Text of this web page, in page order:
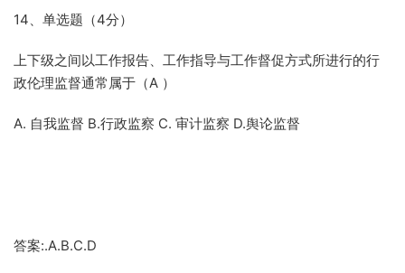
14、单选题（4分）
上下级之间以工作报告、工作指导与工作督促方式所进行的行
政伦理监督通常属于（A ）
A. 自我监督 B.行政监察 C. 审计监察 D.舆论监督
答案:.A.B.C.D